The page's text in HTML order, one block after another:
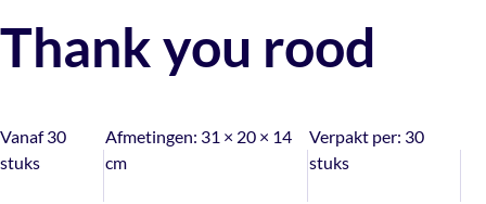
Thank you rood
Vanaf 30
stuks
Afmetingen: 31 × 20 × 14
cm
Verpakt per: 30
stuks